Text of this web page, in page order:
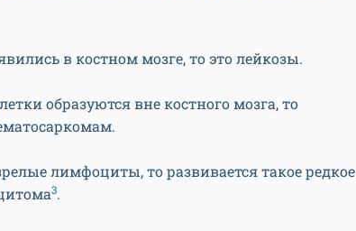
в костном мозге, то это лейкозы.
образуются вне костного мозга, то
лимфоциты, то развивается такое редкое
3.